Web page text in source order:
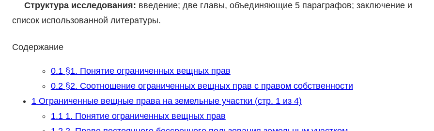
Структура исследования: введение; две главы, объединяющие 5 параграфов; заключение и
список использованной литературы.
Содержание
0.1§1. Понятие ограниченных вещных прав
0.2§2. Соотношение ограниченных вещных прав с правом собственности
1Ограниченные вещные права на земельные участки (стр. 1 из 4)
1.11. Понятие ограниченных вещных прав